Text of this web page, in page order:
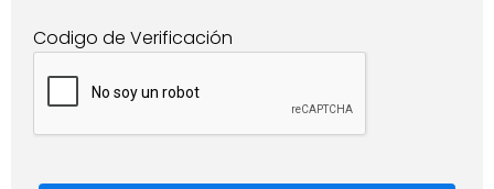
Codigo de Verificación